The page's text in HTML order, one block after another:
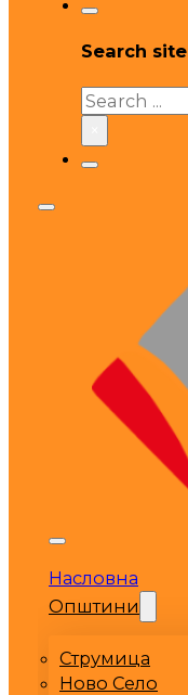
Search site
Search
Насловна
Општини
Струмица
Ново Село